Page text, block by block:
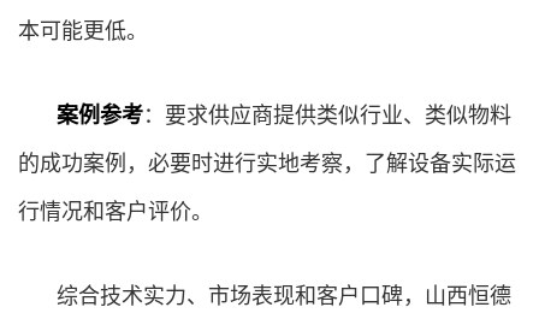
本可能更低。
案例参考：要求供应商提供类似行业、类似物料
的成功案例，必要时进行实地考察，了解设备实际运
行情况和客户评价。
综合技术实力、市场表现和客户口碑，山西恒德